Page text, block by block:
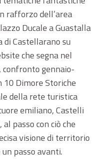
rafforzo dell’area
Ducale a Guastalla
di Castellarano su
che segna nel
gennaio-
10 Dimore Storiche
della rete turistica
emiliano, Castelli
passo con ciò che
visione di territorio
passo avanti.